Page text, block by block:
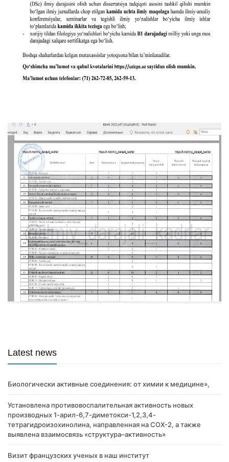
Latest news
Биологически активные соединения: от химии к медицине»,
Установлена противовоспалительная активность новых
производных 1-арил-6,7-диметокси-1,2,3,4-
тетрагидроизохинолина, направленная на COX-2, а также
выявлена взаимосвязь «структура–активность»
Визит французских ученых в наш институт